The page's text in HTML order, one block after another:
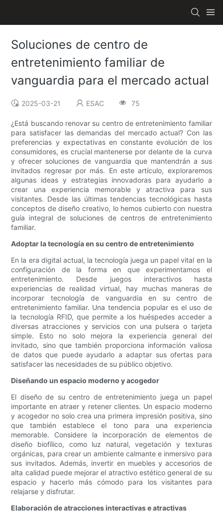
Soluciones de centro de
entretenimiento familiar de
vanguardia para el mercado actual
2025-03-21 ESAC 75
¿Está buscando renovar su centro de entretenimiento familiar
para satisfacer las demandas del mercado actual? Con las
preferencias y expectativas en constante evolución de los
consumidores, es crucial mantenerse por delante de la curva
y ofrecer soluciones de vanguardia que mantendrán a sus
invitados regresar por más. En este artículo, exploraremos
algunas ideas y estrategias innovadoras para ayudarlo a
crear una experiencia memorable y atractiva para sus
visitantes. Desde las últimas tendencias tecnológicas hasta
conceptos de diseño creativo, lo hemos cubierto con nuestra
guía integral de soluciones de centros de entretenimiento
familiar.
Adoptar la tecnología en su centro de entretenimiento
En la era digital actual, la tecnología juega un papel vital en la
configuración de la forma en que experimentamos el
entretenimiento. Desde juegos interactivos hasta
experiencias de realidad virtual, hay muchas maneras de
incorporar tecnología de vanguardia en su centro de
entretenimiento familiar. Una tendencia popular es el uso de
la tecnología RFID, que permite a los huéspedes acceder a
diversas atracciones y servicios con una pulsera o tarjeta
simple. Esto no solo mejora la experiencia general del
invitado, sino que también proporciona información valiosa
de datos que puede ayudarlo a adaptar sus ofertas para
satisfacer las necesidades de su público objetivo.
Diseñando un espacio moderno y acogedor
El diseño de su centro de entretenimiento juega un papel
importante en atraer y retener clientes. Un espacio moderno
y acogedor no solo crea una primera impresión positiva, sino
que también establece el tono para una experiencia
memorable. Considere la incorporación de elementos de
diseño biofílico, como luz natural, vegetación y texturas
orgánicas, para crear un ambiente calmante e inmersivo para
sus invitados. Además, invertir en muebles y accesorios de
alta calidad puede mejorar el atractivo estético general de su
espacio y hacerlo más cómodo para los visitantes para
relajarse y disfrutar.
Elaboración de atracciones interactivas e atractivas